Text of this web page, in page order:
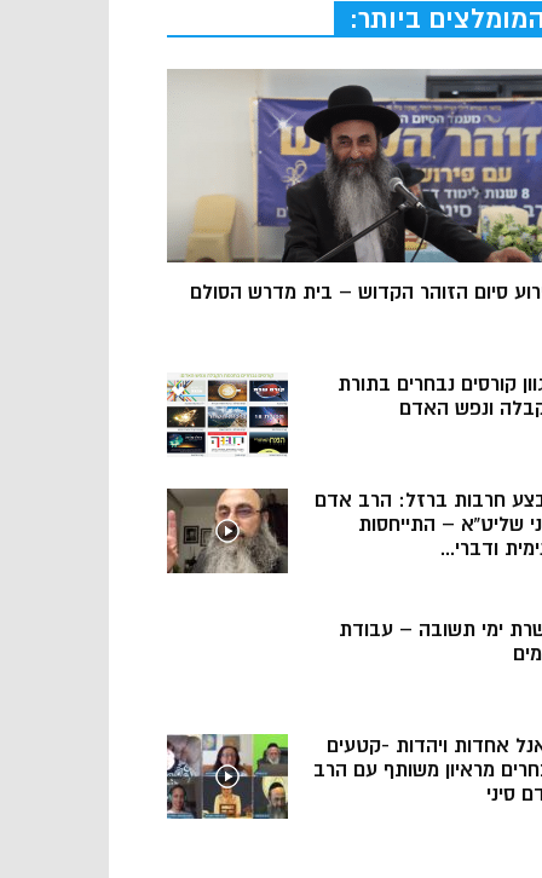
המומלצים ביותר:
סיום הזוהר הקדוש – בית מדרש הסולם
קורסים נבחרים בתורת
ונפש האדם
חרבות ברזל: הרב אדם
שליט”א – התייחסות
ודברי...
ימי תשובה – עבודת
אחדות ויהדות -קטעים
מראיון משותף עם הרב
סיני